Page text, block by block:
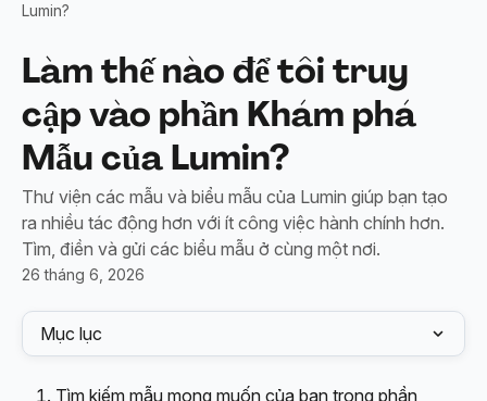
Lumin?
Làm thế nào để tôi truy
cập vào phần Khám phá
Mẫu của Lumin?
Thư viện các mẫu và biểu mẫu của Lumin giúp bạn tạo
ra nhiều tác động hơn với ít công việc hành chính hơn.
Tìm, điền và gửi các biểu mẫu ở cùng một nơi.
26 tháng 6, 2026
Mục lục
Tìm kiếm mẫu mong muốn của bạn trong phần